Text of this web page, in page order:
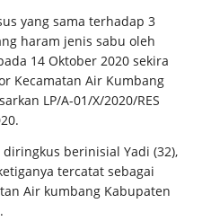
yang sama terhadap 3
haram jenis sabu oleh
14 Oktober 2020 sekira
Kecamatan Air Kumbang
LP/A-01/X/2020/RES
berinisial Yadi (32),
tercatat sebagai
Air kumbang Kabupaten